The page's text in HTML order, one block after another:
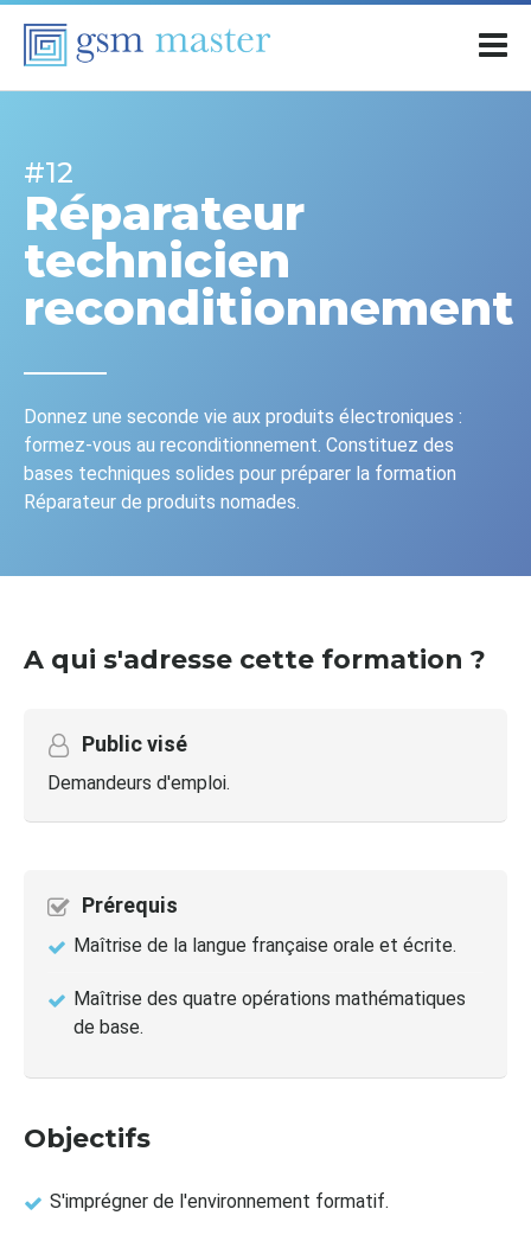
#12
Réparateur
technicien
reconditionnement
Donnez une seconde vie aux produits électroniques :
formez-vous au reconditionnement. Constituez des
bases techniques solides pour préparer la formation
Réparateur de produits nomades.
A qui s'adresse cette formation ?
Public visé
Demandeurs d'emploi.
Prérequis
Maîtrise de la langue française orale et écrite.
Maîtrise des quatre opérations mathématiques
de base.
Objectifs
S'imprégner de l'environnement formatif.